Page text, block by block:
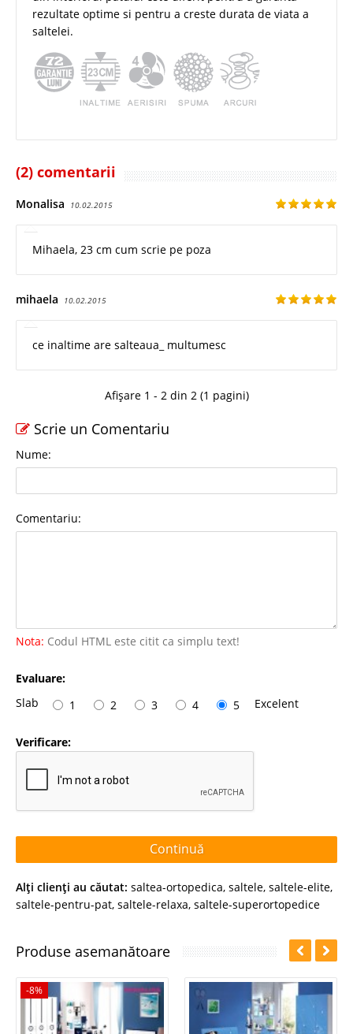
rezultate optime si pentru a creste durata de viata a
saltelei.
(2) comentarii
Monalisa 10.02.2015
Mihaela, 23 cm cum scrie pe poza
mihaela 10.02.2015
ce inaltime are salteaua_ multumesc
Afișare 1 - 2 din 2 (1 pagini)
Scrie un Comentariu
Nume:
Comentariu:
Nota: Codul HTML este citit ca simplu text!
Evaluare:
Slab
1 2 3 4 5 Excelent
Verificare:
Continuă
Alţi clienţi au căutat: saltea-ortopedica, saltele, saltele-elite,
saltele-pentru-pat, saltele-relaxa, saltele-superortopedice
Produse asemanătoare
-8%